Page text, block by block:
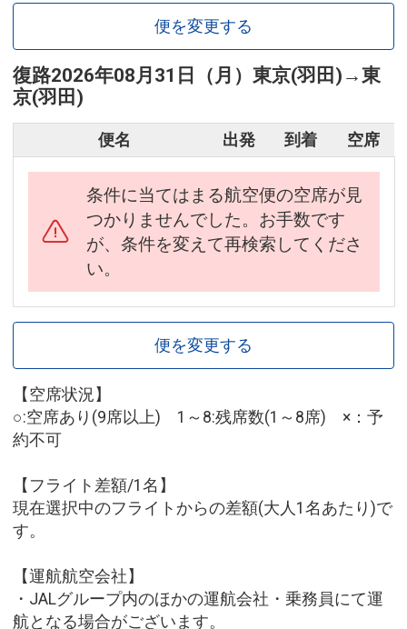
便を変更する
復路2026年08月31日（月） 東京(羽田) →東
京(羽田)
便名 出発 到着 空席
条件に当てはまる航空便の空席が見
つかりませんでした。お手数です
が、条件を変えて再検索してくださ
い。
便を変更する
【空席状況】
○:空席あり(9席以上) 1～8:残席数(1～8席) ×：予
約不可
【フライト差額/1名】
現在選択中のフライトからの差額(大人1名あたり)で
す。
【運航航空会社】
・JALグループ内のほかの運航会社・乗務員にて運
航となる場合がございます。